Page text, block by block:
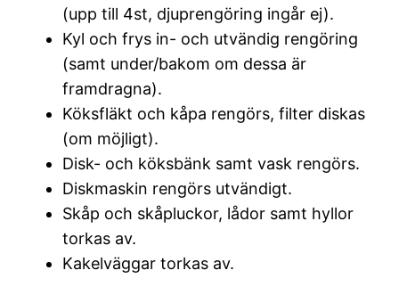
(upp till 4st, djuprengöring ingår ej).
Kyl och frys in- och utvändig rengöring
(samt under/bakom om dessa är
framdragna).
Köksfläkt och kåpa rengörs, filter diskas
(om möjligt).
Disk- och köksbänk samt vask rengörs.
Diskmaskin rengörs utvändigt.
Skåp och skåpluckor, lådor samt hyllor
torkas av.
Kakelväggar torkas av.